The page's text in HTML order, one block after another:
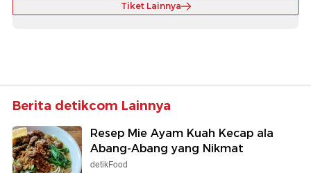
Tiket Lainnya
Berita detikcom Lainnya
Resep Mie Ayam Kuah Kecap ala
Abang-Abang yang Nikmat
detikFood